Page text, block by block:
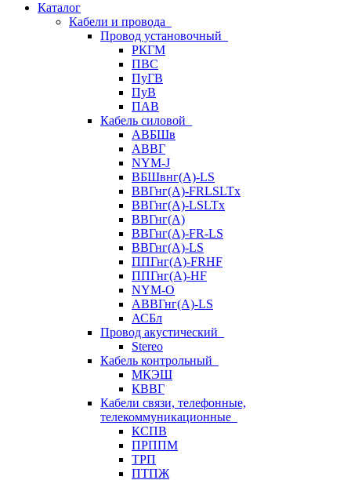
Каталог
Кабели и провода
Провод установочный
РКГМ
ПВС
ПуГВ
ПуВ
ПАВ
Кабель силовой
АВБШв
АВВГ
NYM-J
ВБШвнг(А)-LS
ВВГнг(A)-FRLSLTx
ВВГнг(A)-LSLTx
ВВГнг(А)
ВВГнг(А)-FR-LS
ВВГнг(А)-LS
ППГнг(А)-FRHF
ППГнг(А)-HF
NYM-O
АВВГнг(А)-LS
АСБл
Провод акустический
Stereo
Кабель контрольный
МКЭШ
КВВГ
Кабели связи, телефонные,
телекоммуникационные
КСПВ
ПРППМ
ТРП
ПТПЖ